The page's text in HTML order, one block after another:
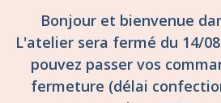
Bonjour et bienvenue
L'atelier sera fermé du 14/
pouvez passer vos
fermeture (délai
Fermer
FILTRES